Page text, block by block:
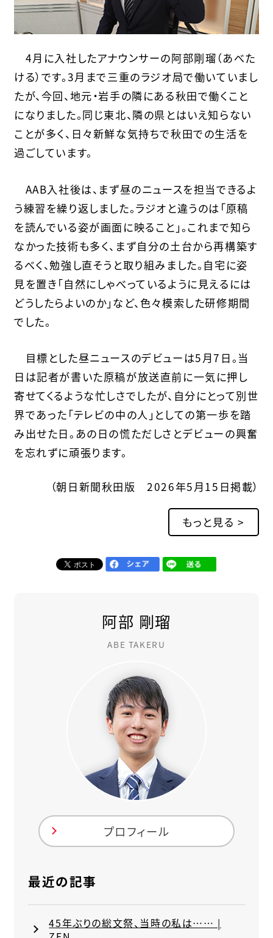
4月に入社したアナウンサーの阿部剛瑠（あべた
ける）です。3月まで三重のラジオ局で働いていまし
たが、今回、地元・岩手の隣にある秋田で働くこと
になりました。同じ東北、隣の県とはいえ知らない
ことが多く、日々新鮮な気持ちで秋田での生活を
過ごしています。
AAB入社後は、まず昼のニュースを担当できるよ
う練習を繰り返しました。ラジオと違うのは「原稿
を読んでいる姿が画面に映ること」。これまで知ら
なかった技術も多く、まず自分の土台から再構築す
るべく、勉強し直そうと取り組みました。自宅に姿
見を置き「自然にしゃべっているように見えるには
どうしたらよいのか」など、色々模索した研修期間
でした。
目標とした昼ニュースのデビューは5月7日。当
日は記者が書いた原稿が放送直前に一気に押し
寄せてくるような忙しさでしたが、自分にとって別世
界であった「テレビの中の人」としての第一歩を踏
み出せた日。あの日の慌ただしさとデビューの興奮
を忘れずに頑張ります。
（朝日新聞秋田版 2026年5月15日掲載）
もっと見る >
阿部 剛瑠
ABE TAKERU
プロフィール
最近の記事
45年ぶりの総文祭、当時の私は…… |